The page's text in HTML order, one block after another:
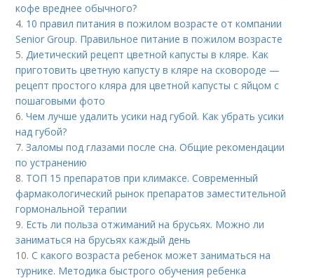
кофе вреднее обычного?
4. 10 правил питания в пожилом возрасте от компании
Senior Group. Правильное питание в пожилом возрасте
5.Диетический рецепт цветной капусты в кляре. Как
приготовить цветную капусту в кляре на сковороде —
рецепт простого кляра для цветной капусты с яйцом с
пошаговыми фото
6.Чем лучше удалить усики над губой. Как убрать усики
над губой?
7.Заломы под глазами после сна. Общие рекомендации
по устранению
8. ТОП 15 препаратов при климаксе. Современный
фармакологический рынок препаратов заместительной
гормональной терапии
9. Есть ли польза отжиманий на брусьях. Можно ли
заниматься на брусьях каждый день
10.С какого возраста ребенок может заниматься на
турнике. Методика быстрого обучения ребенка